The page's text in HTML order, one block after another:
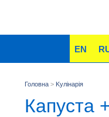
EN
Головна > Kулінарія
Капуста